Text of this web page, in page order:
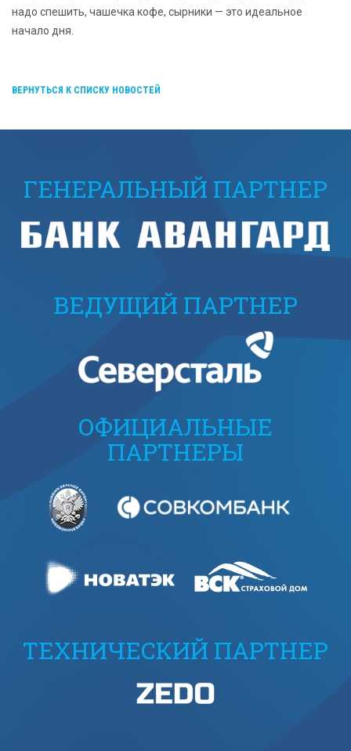
надо спешить, чашечка кофе, сырники — это идеальное
начало дня.
ВЕРНУТЬСЯ К СПИСКУ НОВОСТЕЙ
ГЕНЕРАЛЬНЫЙ ПАРТНЕР
ВЕДУЩИЙ ПАРТНЕР
ОФИЦИАЛЬНЫЕ
ПАРТНЕРЫ
ТЕХНИЧЕСКИЙ ПАРТНЕР